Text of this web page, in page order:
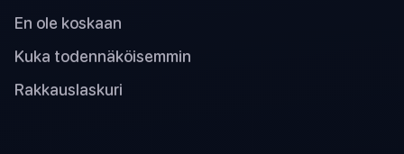
En ole koskaan
Kuka todennäköisemmin
Rakkauslaskuri